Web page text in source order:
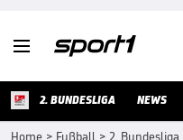

2. BUNDESLIGA NEWS
Home > Fußball > 2. Bundesliga